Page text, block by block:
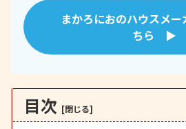
まかろにおのハウスメー
ちら ▶
目次